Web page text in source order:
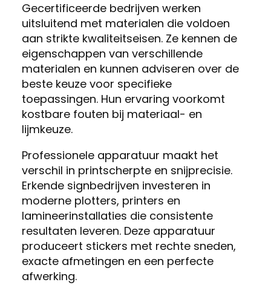
Gecertificeerde bedrijven werken
uitsluitend met materialen die voldoen
aan strikte kwaliteitseisen. Ze kennen de
eigenschappen van verschillende
materialen en kunnen adviseren over de
beste keuze voor specifieke
toepassingen. Hun ervaring voorkomt
kostbare fouten bij materiaal- en
lijmkeuze.
Professionele apparatuur maakt het
verschil in printscherpte en snijprecisie.
Erkende signbedrijven investeren in
moderne plotters, printers en
lamineerinstallaties die consistente
resultaten leveren. Deze apparatuur
produceert stickers met rechte sneden,
exacte afmetingen en een perfecte
afwerking.